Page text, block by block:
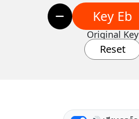
Key Eb
Original Key
Reset